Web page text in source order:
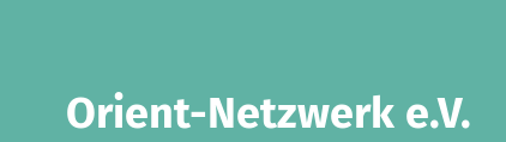
Orient-Netzwerk e.V.